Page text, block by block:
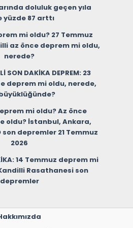
doluluk geçen yıla
yüzde 87 arttı
mi oldu? 27 Temmuz
az önce deprem mi oldu,
nerede?
SON DAKİKA DEPREM: 23
deprem mi oldu, nerede,
mi oldu? Az önce
oldu? İstanbul, Ankara,
son depremler 21 Temmuz
2026
14 Temmuz deprem mi
Rasathanesi son
depremler